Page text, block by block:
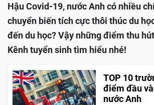
Hậu Covid-19, nước Anh có nhiều
chuyển biến tích cực thôi thúc du
đến du học? Vậy những điểm thu
Kênh tuyển sinh tìm hiểu nhé!
TOP 10
điểm đầu
nước Anh